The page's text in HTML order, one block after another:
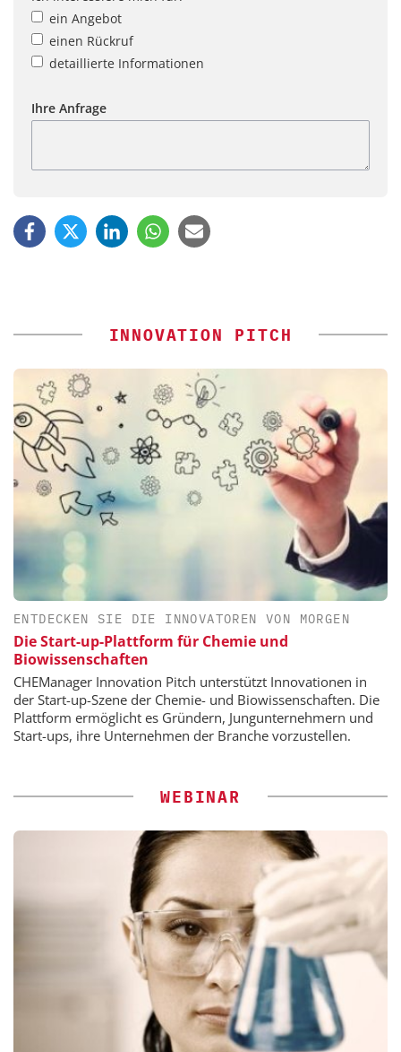
ein Angebot
einen Rückruf
detaillierte Informationen
Ihre Anfrage
INNOVATION PITCH
ENTDECKEN SIE DIE INNOVATOREN VON MORGEN
Die Start-up-Plattform für Chemie und
Biowissenschaften
CHEManager Innovation Pitch unterstützt Innovationen in
der Start-up-Szene der Chemie- und Biowissenschaften. Die
Plattform ermöglicht es Gründern, Jungunternehmern und
Start-ups, ihre Unternehmen der Branche vorzustellen.
WEBINAR